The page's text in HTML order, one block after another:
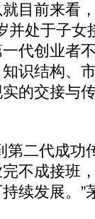
目前来看
并处于子女
代创业者
识结构、
的交接与
二代成功
不成接班
续发展。”